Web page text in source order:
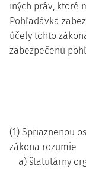
iných práv, ktoré
Pohľadávka
účely tohto
zabezpečenú
(1) Spriaznenou
zákona rozumie
a) štatutárny